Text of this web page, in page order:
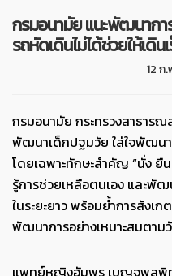
กรมอนามัย แนะพัฒนากา
รถหัดเดินไม่ได้ช่วยให้เดิน
12 ก
กรมอนามัย กระทรวงสาธาร
พัฒนาเด็กปฐมวัย ใส่ใจพัฒนา
โดยเฉพาะทักษะสำคัญ “นั่ง ยื
รู้การช่วยเหลือตนเอง และ
ในระยะยาว พร้อมย้ำการสัง
พัฒนาการอย่างเหมาะสมตาม
แพทย์หญิงอัมพร เบญจพลพิ